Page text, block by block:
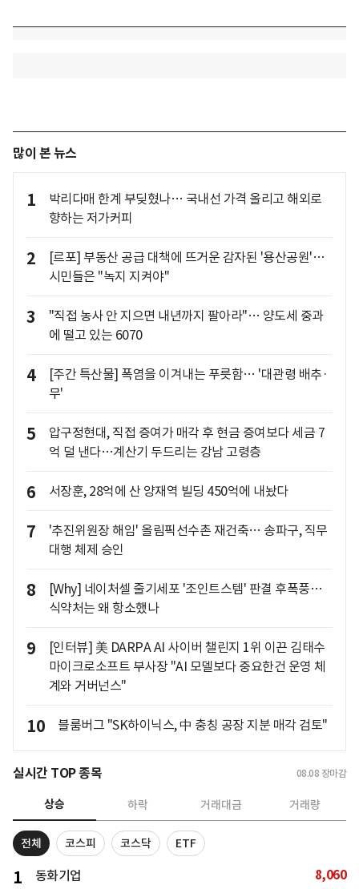
많이 본 뉴스
1
박리다매 한계 부딪혔나… 국내선 가격 올리고 해외로
향하는 저가커피
2
[르포] 부동산 공급 대책에 뜨거운 감자된 '용산공원'…
시민들은 "녹지 지켜야"
3
"직접 농사 안 지으면 내년까지 팔아라"… 양도세 중과
에 떨고 있는 6070
4
[주간 특산물] 폭염을 이겨내는 푸릇함… '대관령 배추·
무'
5
압구정현대, 직접 증여가 매각 후 현금 증여보다 세금 7
억 덜 낸다…계산기 두드리는 강남 고령층
6 서장훈, 28억에 산 양재역 빌딩 450억에 내놨다
7
'추진위원장 해임' 올림픽선수촌 재건축… 송파구, 직무
대행 체제 승인
8
[Why] 네이처셀 줄기세포 '조인트스템' 판결 후폭풍…
식약처는 왜 항소했나
9
[인터뷰] 美 DARPA AI 사이버 챌린지 1위 이끈 김태수
마이크로소프트 부사장 "AI 모델보다 중요한건 운영 체
계와 거버넌스"
10 블룸버그 "SK하이닉스, 中 충칭 공장 지분 매각 검토"
실시간 TOP 종목 08.08 장마감
상승 하락 거래대금 거래량
전체 코스피 코스닥 ETF
1 동화기업 8,060